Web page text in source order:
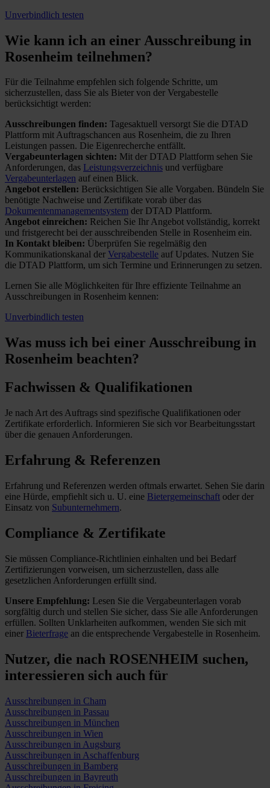
Unverbindlich testen
Wie kann ich an einer Ausschreibung in
Rosenheim teilnehmen?
Für die Teilnahme empfehlen sich folgende Schritte, um
sicherzustellen, dass Sie als Bieter von der Vergabestelle
berücksichtigt werden:
Ausschreibungen finden: Tagesaktuell versorgt Sie die DTAD
Plattform mit Auftragschancen aus Rosenheim, die zu Ihren
Leistungen passen. Die Eigenrecherche entfällt.
Vergabeunterlagen sichten: Mit der DTAD Plattform sehen Sie
Anforderungen, das Leistungsverzeichnis und verfügbare
Vergabeunterlagen auf einen Blick.
Angebot erstellen: Berücksichtigen Sie alle Vorgaben. Bündeln Sie
benötigte Nachweise und Zertifikate vorab über das
Dokumentenmanagementsystem der DTAD Plattform.
Angebot einreichen: Reichen Sie Ihr Angebot vollständig, korrekt
und fristgerecht bei der ausschreibenden Stelle in Rosenheim ein.
In Kontakt bleiben: Überprüfen Sie regelmäßig den
Kommunikationskanal der Vergabestelle auf Updates. Nutzen Sie
die DTAD Plattform, um sich Termine und Erinnerungen zu setzen.
Lernen Sie alle Möglichkeiten für Ihre effiziente Teilnahme an
Ausschreibungen in Rosenheim kennen:
Unverbindlich testen
Was muss ich bei einer Ausschreibung in
Rosenheim beachten?
Fachwissen & Qualifikationen
Je nach Art des Auftrags sind spezifische Qualifikationen oder
Zertifikate erforderlich. Informieren Sie sich vor Bearbeitungsstart
über die genauen Anforderungen.
Erfahrung & Referenzen
Erfahrung und Referenzen werden oftmals erwartet. Sehen Sie darin
eine Hürde, empfiehlt sich u. U. eine Bietergemeinschaft oder der
Einsatz von Subunternehmern.
Compliance & Zertifikate
Sie müssen Compliance-Richtlinien einhalten und bei Bedarf
Zertifizierungen vorweisen, um sicherzustellen, dass alle
gesetzlichen Anforderungen erfüllt sind.
Unsere Empfehlung: Lesen Sie die Vergabeunterlagen vorab
sorgfältig durch und stellen Sie sicher, dass Sie alle Anforderungen
erfüllen. Sollten Unklarheiten aufkommen, wenden Sie sich mit
einer Bieterfrage an die entsprechende Vergabestelle in Rosenheim.
Nutzer, die nach ROSENHEIM suchen,
interessieren sich auch für
Ausschreibungen in Cham
Ausschreibungen in Passau
Ausschreibungen in München
Ausschreibungen in Wien
Ausschreibungen in Augsburg
Ausschreibungen in Aschaffenburg
Ausschreibungen in Bamberg
Ausschreibungen in Bayreuth